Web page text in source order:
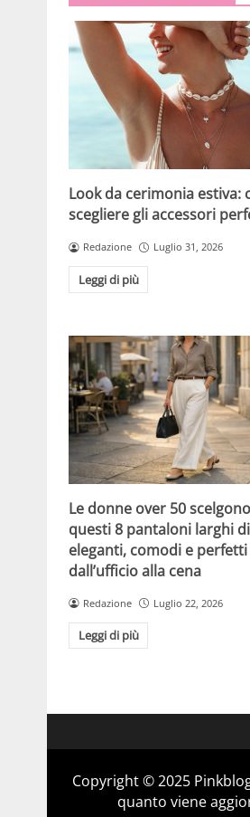
Look da cerimonia estiva:
scegliere gli accessori
Redazione Luglio 31, 2026
Leggi di più
Le donne over 50 scelgono
questi 8 pantaloni larghi
eleganti, comodi e perfetti
dall’ufficio alla cena
Redazione Luglio 22, 2026
Leggi di più
Copyright © 2025
quanto viene